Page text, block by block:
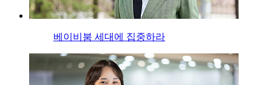
베이비붐 세대에 집중하라